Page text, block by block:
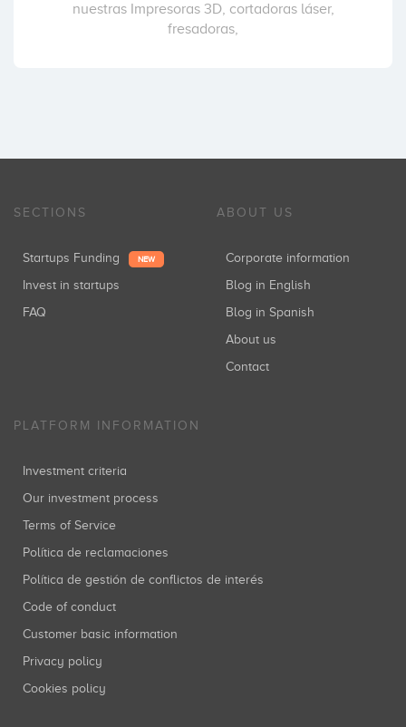
nuestras Impresoras 3D, cortadoras láser,
fresadoras,
SECTIONS
Startups Funding NEW
Invest in startups
FAQ
ABOUT US
Corporate information
Blog in English
Blog in Spanish
About us
Contact
PLATFORM INFORMATION
Investment criteria
Our investment process
Terms of Service
Política de reclamaciones
Política de gestión de conflictos de interés
Code of conduct
Customer basic information
Privacy policy
Cookies policy